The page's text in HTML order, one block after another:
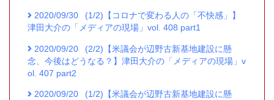
2020/09/30
(1/2)【コロナで変わる人の「不快感」】
津田大介の「メディアの現場」vol. 408 part1
2020/09/20
(2/2)【米議会が辺野古新基地建設に懸
念、今後はどうなる？】津田大介の「メディアの現場」v
ol. 407 part2
2020/09/20
(1/2)【米議会が辺野古新基地建設に懸